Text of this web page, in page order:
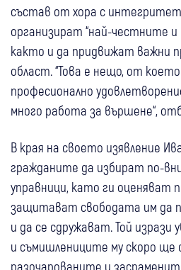
състав от хора с интегритет
организират “най-честните и
както и да придвижат важни
област. “Това е нещо, от
професионално
много работа за вършене“,
В края на своето изявление
гражданите да избират по-
управници, като ги оценяват
защитават свободата им
и да се сдружават. Той изрази
и съмишлениците му скоро ще
разочарованите и